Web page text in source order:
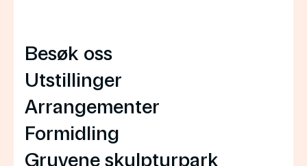
Besøk oss
Utstillinger
Arrangementer
Formidling
Gruvene skulpturpark